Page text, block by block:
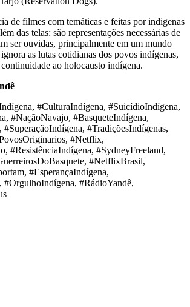
de filmes com temáticas e feitas por indigenas
das telas: são representações necessárias de
ser ouvidas, principalmente em um mundo
as lutas cotidianas dos povos indígenas,
ao holocausto indígena.
#CulturaIndígena, #SuicídioIndígena,
#NaçãoNavajo, #BasqueteIndígena,
#TradiçõesIndígenas,
#Netflix,
#ResistênciaIndígena, #SydneyFreeland,
#NetflixBrasil,
#EsperançaIndígena,
#OrgulhoIndígena, #RádioYandê,